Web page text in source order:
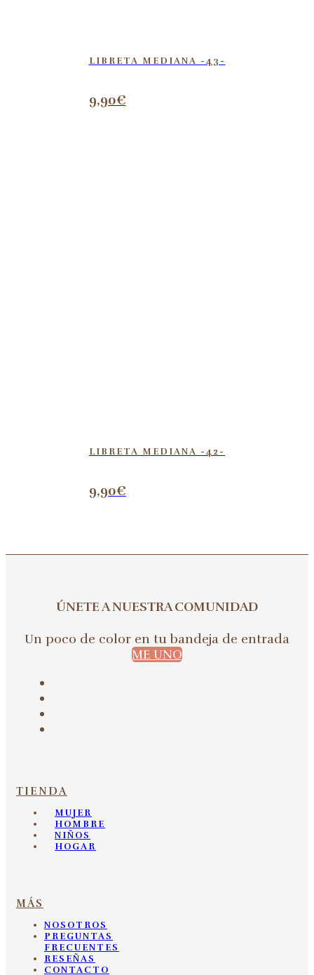
LIBRETA MEDIANA -43-
9,90€
LIBRETA MEDIANA -42-
9,90€
ÚNETE A NUESTRA COMUNIDAD
Un poco de color en tu bandeja de entrada
ME UNO
TIENDA
MUJER
HOMBRE
NIÑOS
HOGAR
MÁS
NOSOTROS
PREGUNTAS
FRECUENTES
RESEÑAS
CONTACTO